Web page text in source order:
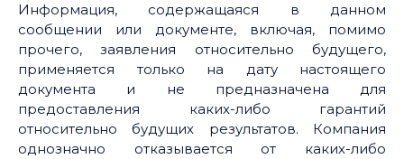
Информация, содержащаяся в данном
сообщении или документе, включая, помимо
прочего, заявления относительно будущего,
применяется только на дату настоящего
документа и не предназначена для
предоставления каких-либо гарантий
относительно будущих результатов. Компания
однозначно отказывается от каких-либо